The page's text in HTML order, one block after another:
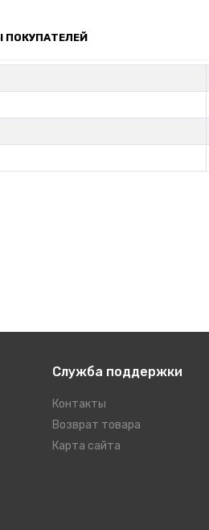
ПОКУПАТЕЛЕЙ
Служба поддержки
Контакты
Возврат товара
Карта сайта